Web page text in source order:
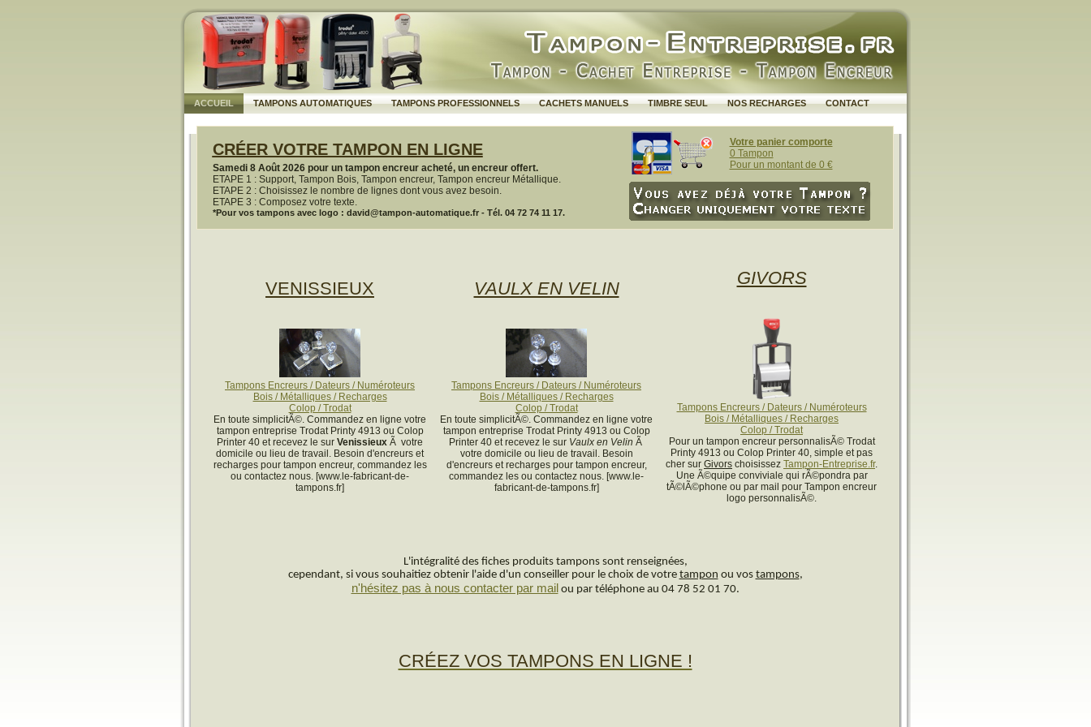
ACCUEIL TAMPONS AUTOMATIQUES TAMPONS PROFESSIONNELS CACHETS MANUELS TIMBRE SEUL NOS RECHARGES CONTACT
CRÉER VOTRE TAMPON EN LIGNE
Samedi 8 Août 2026 pour un tampon encreur acheté, un encreur offert.
ETAPE 1 : Support, Tampon Bois, Tampon encreur, Tampon encreur Métallique.
ETAPE 2 : Choisissez le nombre de lignes dont vous avez besoin.
ETAPE 3 : Composez votre texte.
*Pour vos tampons avec logo : david@tampon-automatique.fr - Tél. 04 72 74 11 17.
Votre panier comporte
0 Tampon
Pour un montant de 0 €
VENISSIEUX
Tampons Encreurs / Dateurs / Numéroteurs
Bois / Métalliques / Recharges
Colop / Trodat
En toute simplicitÃ©. Commandez en ligne votre
tampon entreprise Trodat Printy 4913 ou Colop
Printer 40 et recevez le sur Venissieux Ã votre
domicile ou lieu de travail. Besoin d'encreurs et
recharges pour tampon encreur, commandez les
ou contactez nous. [www.le-fabricant-de-
tampons.fr]
VAULX EN VELIN
Tampons Encreurs / Dateurs / Numéroteurs
Bois / Métalliques / Recharges
Colop / Trodat
En toute simplicitÃ©. Commandez en ligne votre
tampon entreprise Trodat Printy 4913 ou Colop
Printer 40 et recevez le sur Vaulx en Velin Ã
votre domicile ou lieu de travail. Besoin
d'encreurs et recharges pour tampon encreur,
commandez les ou contactez nous. [www.le-
fabricant-de-tampons.fr]
GIVORS
Tampons Encreurs / Dateurs / Numéroteurs
Bois / Métalliques / Recharges
Colop / Trodat
Pour un tampon encreur personnalisÃ© Trodat
Printy 4913 ou Colop Printer 40, simple et pas
cher sur Givors choisissez Tampon-Entreprise.fr.
Une Ã©quipe conviviale qui rÃ©pondra par
tÃ©lÃ©phone ou par mail pour Tampon encreur
logo personnalisÃ©.
L'intégralité des fiches produits tampons sont renseignées,
cependant, si vous souhaitiez obtenir l'aide d'un conseiller pour le choix de votre tampon ou vos tampons,
n'hésitez pas à nous contacter par mailou par téléphone au 04 78 52 01 70.
CRÉEZ VOS TAMPONS EN LIGNE !